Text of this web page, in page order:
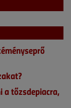
a tőzsdepiacra,